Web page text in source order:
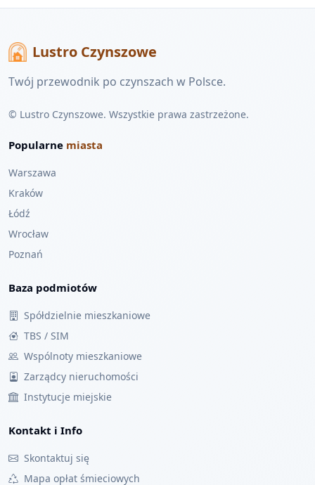
Lustro Czynszowe
Twój przewodnik po czynszach w Polsce.
© Lustro Czynszowe. Wszystkie prawa zastrzeżone.
Popularne miasta
Warszawa
Kraków
Łódź
Wrocław
Poznań
Baza podmiotów
Spółdzielnie mieszkaniowe
TBS / SIM
Wspólnoty mieszkaniowe
Zarządcy nieruchomości
Instytucje miejskie
Kontakt i Info
Skontaktuj się
Mapa opłat śmieciowych